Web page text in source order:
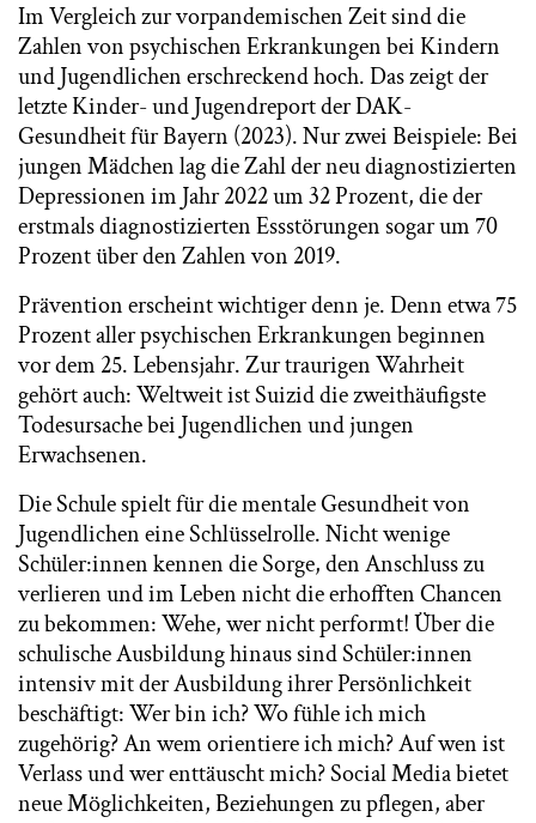
Im Vergleich zur vorpandemischen Zeit sind die
Zahlen von psychischen Erkrankungen bei Kindern
und Jugendlichen erschreckend hoch. Das zeigt der
letzte Kinder- und Jugendreport der DAK-
Gesundheit für Bayern (2023). Nur zwei Beispiele: Bei
jungen Mädchen lag die Zahl der neu diagnostizierten
Depressionen im Jahr 2022 um 32 Prozent, die der
erstmals diagnostizierten Essstörungen sogar um 70
Prozent über den Zahlen von 2019.
Prävention erscheint wichtiger denn je. Denn etwa 75
Prozent aller psychischen Erkrankungen beginnen
vor dem 25. Lebensjahr. Zur traurigen Wahrheit
gehört auch: Weltweit ist Suizid die zweithäufigste
Todesursache bei Jugendlichen und jungen
Erwachsenen.
Die Schule spielt für die mentale Gesundheit von
Jugendlichen eine Schlüsselrolle. Nicht wenige
Schüler:innen kennen die Sorge, den Anschluss zu
verlieren und im Leben nicht die erhofften Chancen
zu bekommen: Wehe, wer nicht performt! Über die
schulische Ausbildung hinaus sind Schüler:innen
intensiv mit der Ausbildung ihrer Persönlichkeit
beschäftigt: Wer bin ich? Wo fühle ich mich
zugehörig? An wem orientiere ich mich? Auf wen ist
Verlass und wer enttäuscht mich? Social Media bietet
neue Möglichkeiten, Beziehungen zu pflegen, aber